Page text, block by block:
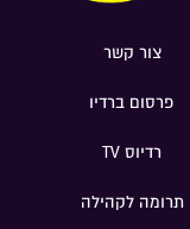
צור קשר
פרסום ברדיו
רדיוס TV
תרומה לקהילה